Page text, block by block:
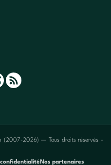
(2007-2026) — Tous droits réservés -
confidentialité Nos partenaires